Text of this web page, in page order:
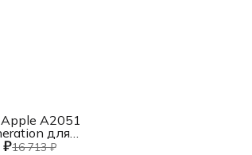
₽16 713 ₽
A2051
для
Pro/Air